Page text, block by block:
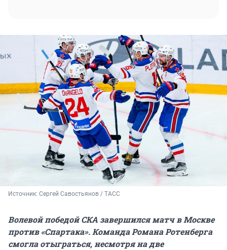
Источник: Сергей Савостьянов / ТАСС
Волевой победой СКА завершился матч в Москве
против «Спартака». Команда Романа Ротенберга
смогла отыграться, несмотря на две